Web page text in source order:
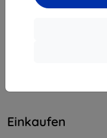
Einkaufen